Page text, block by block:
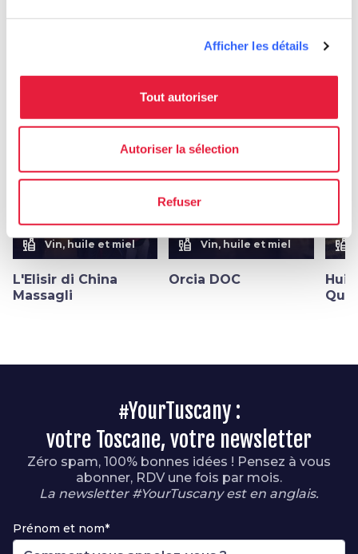
Afficher les détails
Tout autoriser
Autoriser la sélection
Refuser
liquor Vin, huile et miel
L'Elisir di China
Massagli
liquor Vin, huile et miel
Orcia DOC
liquor
#YourTuscany :
votre Toscane, votre newsletter
Zéro spam, 100% bonnes idées ! Pensez à vous
abonner, RDV une fois par mois.
La newsletter #YourTuscany est en anglais.
Prénom et nom*